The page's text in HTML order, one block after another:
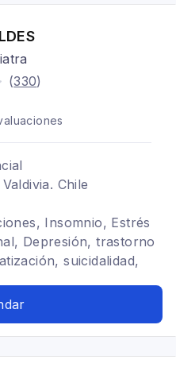
(330)
Chile
Insomnio, Estrés
Depresión, trastorno
suicidalidad,